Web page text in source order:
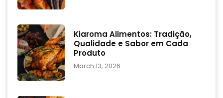
Kiaroma Alimentos: Tradição,
Qualidade e Sabor em Cada
Produto
March 13, 2026